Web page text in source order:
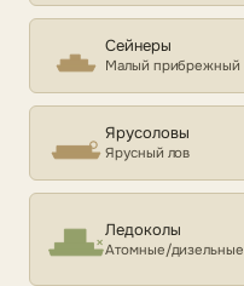
Сейнеры
Малый прибрежный
Ярусоловы
Ярусный лов
Ледоколы
Атомные/дизельные